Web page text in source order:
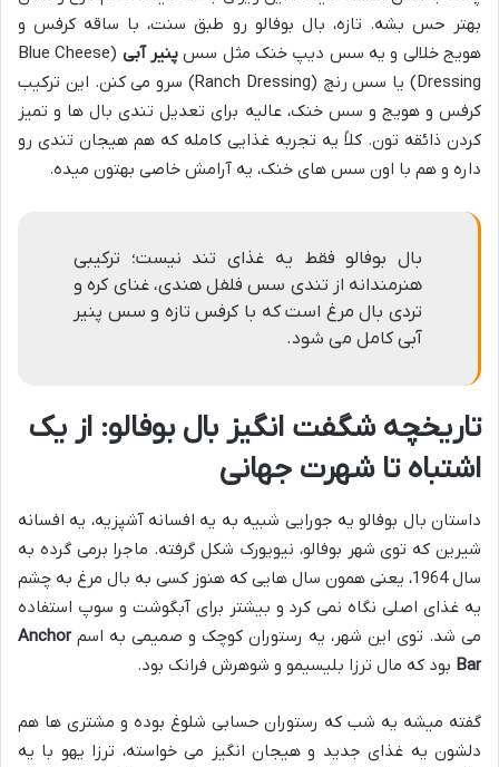
بهتر حس بشه. تازه، بال بوفالو رو طبق سنت، با ساقه کرفس و
هویج خلالی و یه سس دیپ خنک مثل سس پنیر آبی (Blue Cheese
Dressing) یا سس رنچ (Ranch Dressing) سرو می کنن. این ترکیب
کرفس و هویج و سس خنک، عالیه برای تعدیل تندی بال ها و تمیز
کردن ذائقه تون. کلاً یه تجربه غذایی کامله که هم هیجان تندی رو
داره و هم با اون سس های خنک، یه آرامش خاصی بهتون میده.
بال بوفالو فقط یه غذای تند نیست؛ ترکیبی
هنرمندانه از تندی سس فلفل هندی، غنای کره و
تردی بال مرغ است که با کرفس تازه و سس پنیر
آبی کامل می شود.
تاریخچه شگفت انگیز بال بوفالو: از یک
اشتباه تا شهرت جهانی
داستان بال بوفالو یه جورایی شبیه به یه افسانه آشپزیه، یه افسانه
شیرین که توی شهر بوفالو، نیویورک شکل گرفته. ماجرا برمی گرده به
سال 1964، یعنی همون سال هایی که هنوز کسی به بال مرغ به چشم
یه غذای اصلی نگاه نمی کرد و بیشتر برای آبگوشت و سوپ استفاده
می شد. توی این شهر، یه رستوران کوچک و صمیمی به اسمAnchor
Bar بود که مال ترزا بلیسیمو و شوهرش فرانک بود.
گفته میشه یه شب که رستوران حسابی شلوغ بوده و مشتری ها هم
دلشون یه غذای جدید و هیجان انگیز می خواسته، ترزا یهو با یه